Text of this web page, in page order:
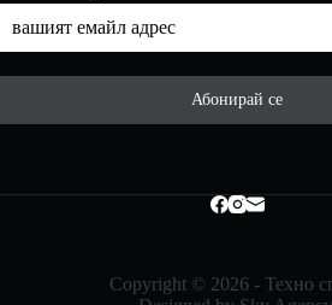
Абонирай се
Copyright © 2026 - Техно